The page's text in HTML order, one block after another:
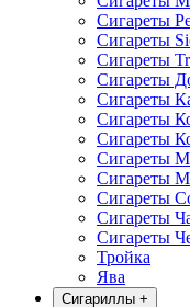
Сигареты
Сигареты
Сигареты
Сигареты
Сигареты
Сигареты
Сигареты
Сигареты
Сигареты
Сигареты
Сигареты
Сигареты
Тройка
Ява
Сигариллы +